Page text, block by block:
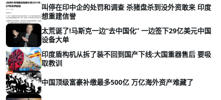
叫停在印中企的处罚和调查 杀猪盘杀到没外资敢来 印度
想重建信誉
太荒诞了!马斯克一边“去中国化” 一边签下29亿美元中国
设备大单
印度盾构机从拆了装不回到国产下线:大国重器售后 要吸
取教训
中国顶级富豪补缴最多500亿 万亿海外资产难藏了